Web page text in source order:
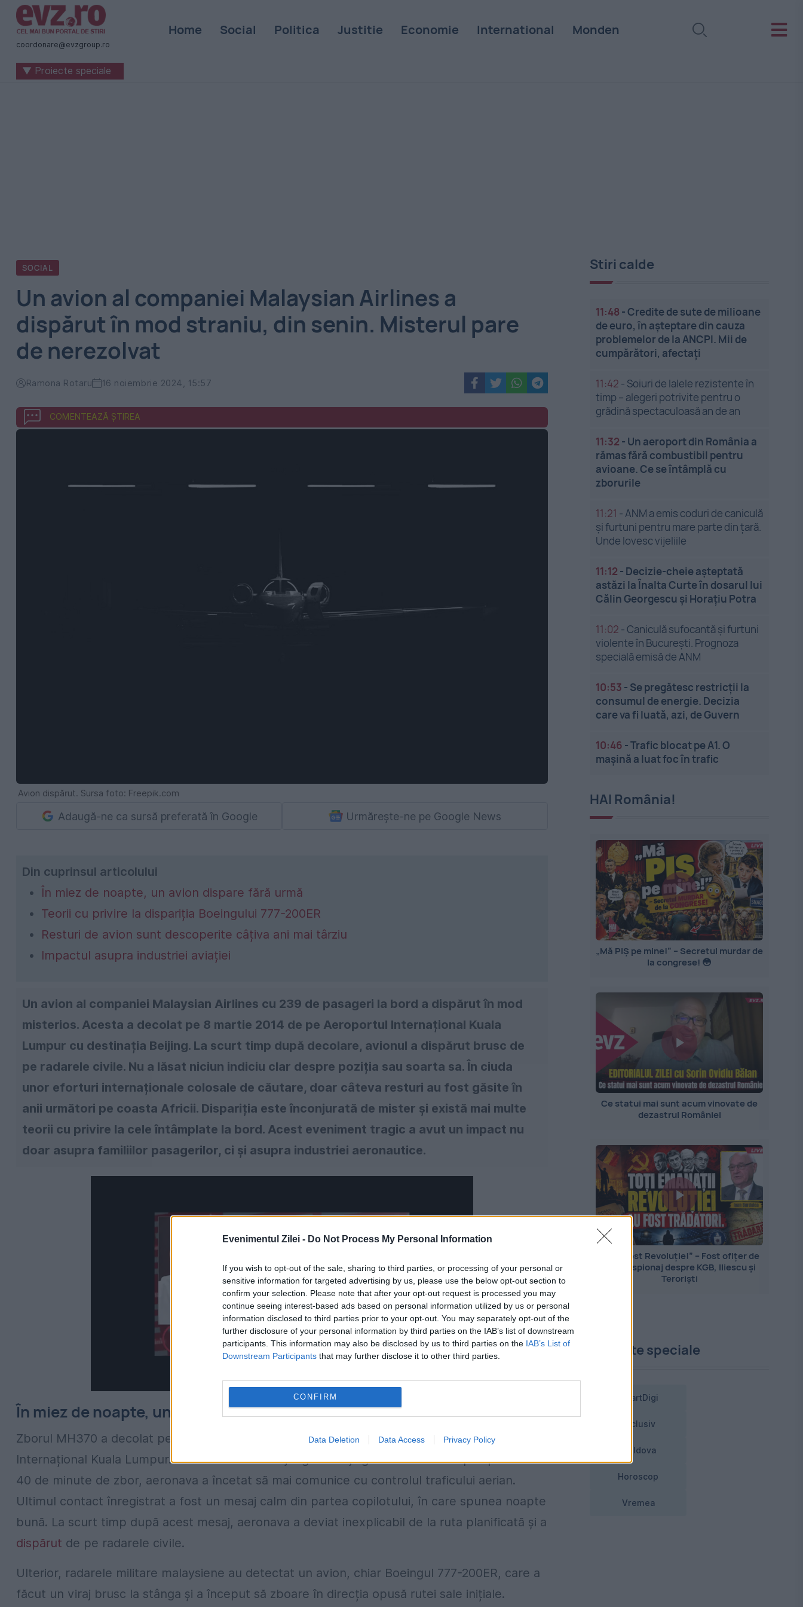
Evenimentul Zilei - Do Not Process My Personal Information
If you wish to opt-out of the sale, sharing to third parties, or processing of your personal or
sensitive information for targeted advertising by us, please use the below opt-out section to
confirm your selection. Please note that after your opt-out request is processed you may
continue seeing interest-based ads based on personal information utilized by us or personal
information disclosed to third parties prior to your opt-out. You may separately opt-out of the
further disclosure of your personal information by third parties on the IAB’s list of downstream
participants. This information may also be disclosed by us to third parties on the IAB’s List of
Downstream Participants that may further disclose it to other third parties.
CONFIRM
Data Deletion Data Access Privacy Policy
Știri
naționale
internaționale
coordonare@evzgroup.ro
Home Social Politica Justitie Economie International Monden
▼ Proiecte speciale
SOCIAL
Un avion al companiei Malaysian Airlines a
dispărut în mod straniu, din senin. Misterul pare
de nerezolvat
Ramona Rotaru 16 noiembrie 2024, 15:57
COMENTEAZĂ ȘTIREA
Avion dispărut. Sursa foto: Freepik.com
Adaugă-ne ca sursă preferată în Google Urmărește-ne pe Google News
Din cuprinsul articolului
În miez de noapte, un avion dispare fără urmă
Teorii cu privire la dispariția Boeingului 777-200ER
Resturi de avion sunt descoperite câțiva ani mai târziu
Impactul asupra industriei aviației
Un avion al companiei Malaysian Airlines cu 239 de pasageri la bord a dispărut în mod
misterios. Acesta a decolat pe 8 martie 2014 de pe Aeroportul Internațional Kuala
Lumpur cu destinația Beijing. La scurt timp după decolare, avionul a dispărut brusc de
pe radarele civile. Nu a lăsat niciun indiciu clar despre poziția sau soarta sa. În ciuda
unor eforturi internaționale colosale de căutare, doar câteva resturi au fost găsite în
anii următori pe coasta Africii. Dispariția este înconjurată de mister și există mai multe
teorii cu privire la cele întâmplate la bord. Acest eveniment tragic a avut un impact nu
doar asupra familiilor pasagerilor, ci și asupra industriei aeronautice.
În miez de noapte, un avion dispare fără urmă
Zborul MH370 a decolat pe 8 martie 2014, la ora 00:41, ora locală, de pe Aeroportul
Internațional Kuala Lumpur. Acesta trebuia să ajungă la Beijing la ora 06:30. După aproximativ
40 de minute de zbor, aeronava a încetat să mai comunice cu controlul traficului aerian.
Ultimul contact înregistrat a fost un mesaj calm din partea copilotului, în care spunea noapte
bună. La scurt timp după acest mesaj, aeronava a deviat inexplicabil de la ruta planificată și a
dispărut de pe radarele civile.
Ulterior, radarele militare malaysiene au detectat un avion, chiar Boeingul 777-200ER, care a
făcut un viraj brusc la stânga și a început să zboare în direcția opusă rutei sale inițiale.
Stiri calde
11:48 -Credite de sute de milioane
de euro, în așteptare din cauza
problemelor de la ANCPI. Mii de
cumpărători, afectați
11:42 - Soiuri de lalele rezistente în
timp – alegeri potrivite pentru o
grădină spectaculoasă an de an
11:32 - Un aeroport din România a
rămas fără combustibil pentru
avioane. Ce se întâmplă cu
zborurile
11:21 -ANM a emis coduri de caniculă
și furtuni pentru mare parte din țară.
Unde lovesc vijeliile
11:12 - Decizie-cheie așteptată
astăzi la Înalta Curte în dosarul lui
Călin Georgescu și Horațiu Potra
11:02 -Caniculă sufocantă și furtuni
violente în București. Prognoza
specială emisă de ANM
10:53 - Se pregătesc restricții la
consumul de energie. Decizia
care va fi luată, azi, de Guvern
10:46 -Trafic blocat pe A1. O
mașină a luat foc în trafic
HAI România!
„Mă PIȘ pe mine!” – Secretul murdar de
la congrese! 😳
Ce statui mai sunt acum vinovate de
dezastrul României
„Nu a fost Revoluție!” – Fost ofițer de
contraspionaj despre KGB, Iliescu și
Teroriști
Proiecte speciale
SmartDigi
Exclusiv
Moldova
Horoscop
Vremea